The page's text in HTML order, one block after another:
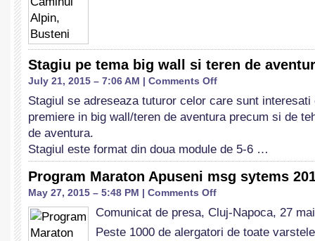
Stagiu pe tema big wall si teren de
July 21, 2015 – 7:06 AM | Comments Offon
pe
tema
si
de
Stagiul se adreseaza tuturor celor care sunt
premiere in big wall/teren de aventura precum si de
de aventura.
Stagiul este format din doua module de 5-6 …
Program Maraton Apuseni msg sytems
May 27, 2015 – 5:48 PM | Comments Offon
Maraton
Apuseni
Comunicat de presa, Cluj-Napoca, 27
Peste 1000 de alergatori de toate